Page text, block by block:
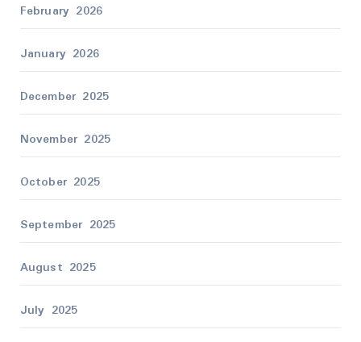
February 2026
January 2026
December 2025
November 2025
October 2025
September 2025
August 2025
July 2025